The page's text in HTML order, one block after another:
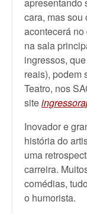
cara, mas sou
acontecerá
na sala
ingressos,
reais), podem
Teatro, nos
site
Inovador e
história do
uma
carreira.
comédias,
o humorista.